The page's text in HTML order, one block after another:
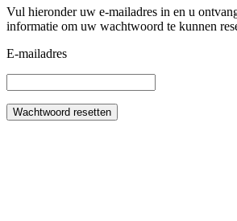
Vul hieronder uw e-mailadres in en u
informatie om uw wachtwoord te kunnen
E-mailadres
Wachtwoord resetten